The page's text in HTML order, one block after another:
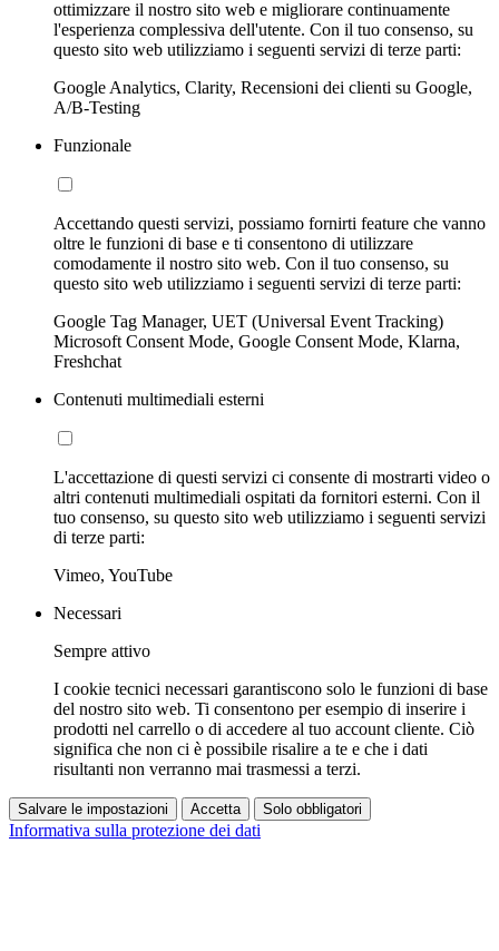
ottimizzare il nostro sito web e migliorare continuamente
l'esperienza complessiva dell'utente. Con il tuo consenso, su
questo sito web utilizziamo i seguenti servizi di terze parti:
Google Analytics, Clarity, Recensioni dei clienti su Google,
A/B-Testing
Funzionale
Accettando questi servizi, possiamo fornirti feature che vanno
oltre le funzioni di base e ti consentono di utilizzare
comodamente il nostro sito web. Con il tuo consenso, su
questo sito web utilizziamo i seguenti servizi di terze parti:
Google Tag Manager, UET (Universal Event Tracking)
Microsoft Consent Mode, Google Consent Mode, Klarna,
Freshchat
Contenuti multimediali esterni
L'accettazione di questi servizi ci consente di mostrarti video o
altri contenuti multimediali ospitati da fornitori esterni. Con il
tuo consenso, su questo sito web utilizziamo i seguenti servizi
di terze parti:
Vimeo, YouTube
Necessari
Sempre attivo
I cookie tecnici necessari garantiscono solo le funzioni di base
del nostro sito web. Ti consentono per esempio di inserire i
prodotti nel carrello o di accedere al tuo account cliente. Ciò
significa che non ci è possibile risalire a te e che i dati
risultanti non verranno mai trasmessi a terzi.
Salvare le impostazioni Accetta Solo obbligatori
Informativa sulla protezione dei dati